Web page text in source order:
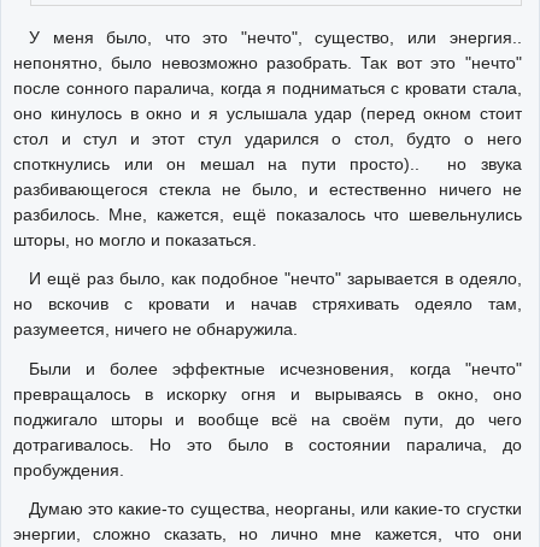
У меня было, что это "нечто", существо, или энергия..
непонятно, было невозможно разобрать. Так вот это "нечто"
после сонного паралича, когда я подниматься с кровати стала,
оно кинулось в окно и я услышала удар (перед окном стоит
стол и стул и этот стул ударился о стол, будто о него
споткнулись или он мешал на пути просто).. но звука
разбивающегося стекла не было, и естественно ничего не
разбилось. Мне, кажется, ещё показалось что шевельнулись
шторы, но могло и показаться.
И ещё раз было, как подобное "нечто" зарывается в одеяло,
но вскочив с кровати и начав стряхивать одеяло там,
разумеется, ничего не обнаружила.
Были и более эффектные исчезновения, когда "нечто"
превращалось в искорку огня и вырываясь в окно, оно
поджигало шторы и вообще всё на своём пути, до чего
дотрагивалось. Но это было в состоянии паралича, до
пробуждения.
Думаю это какие-то существа, неорганы, или какие-то сгустки
энергии, сложно сказать, но лично мне кажется, что они